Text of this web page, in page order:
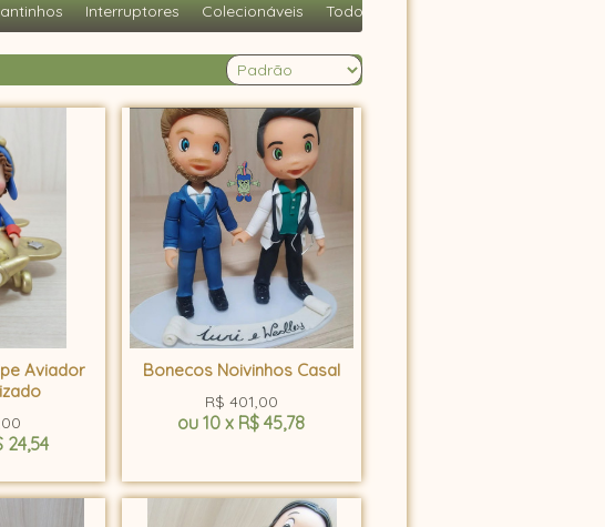
Interruptores Colecionáveis Todos
Aviador
24,54
Bonecos Noivinhos Casal
R$ 401,00
ou 10 x R$ 45,78